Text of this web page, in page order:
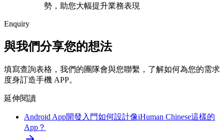
勢，助您大幅提升業務表現
Enquiry
與我們分享您的想法
填寫查詢表格，我們的團隊會與您聯繫，了解如何為您的需求
度身訂造手機 APP。
延伸閱讀
Android App開發入門如何設計像iHuman Chinese這樣的
App？